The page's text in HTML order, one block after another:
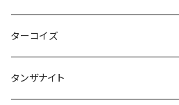
ターコイズ
タンザナイト